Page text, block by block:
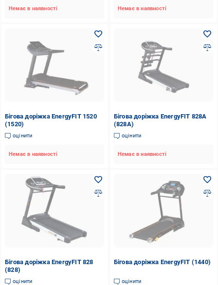
Немає в наявності Немає в наявності
Бігова доріжка EnergyFIT 1520
(1520)
оцінити
Немає в наявності
Бігова доріжка EnergyFIT 828A
(828A)
оцінити
Немає в наявності
Бігова доріжка EnergyFIT 828
(828)
оцінити
Бігова доріжка EnergyFIT (1440)
оцінити